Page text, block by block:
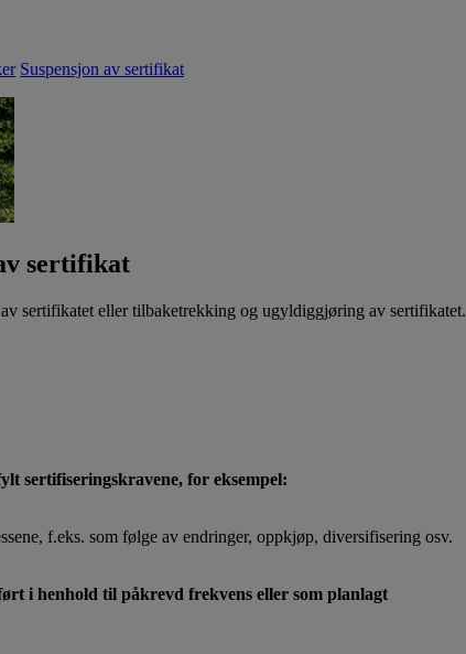
Suspensjon av sertifikat
sertifikat
sertifikatet eller tilbaketrekking og ugyldiggjøring av sertifikatet.
sertifiseringskravene, for eksempel:
f.eks. som følge av endringer, oppkjøp, diversifisering osv.
i henhold til påkrevd frekvens eller som planlagt